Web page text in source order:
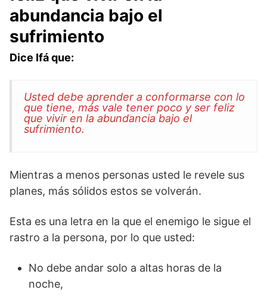
abundancia bajo el
sufrimiento
Dice Ifá que:
Usted debe aprender a conformarse con lo
que tiene, más vale tener poco y ser feliz
que vivir en la abundancia bajo el
sufrimiento.
Mientras a menos personas usted le revele sus
planes, más sólidos estos se volverán.
Esta es una letra en la que el enemigo le sigue el
rastro a la persona, por lo que usted:
No debe andar solo a altas horas de la
noche,